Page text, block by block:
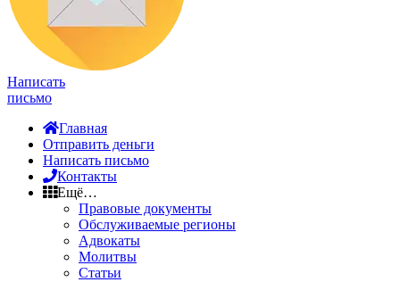
Написать
письмо
Главная
Отправить деньги
Написать письмо
Контакты
Ещё…
Правовые документы
Обслуживаемые регионы
Адвокаты
Молитвы
Статьи